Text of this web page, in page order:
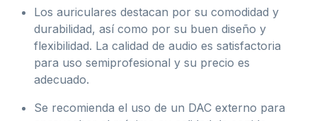
Los auriculares destacan por su comodidad y
durabilidad, así como por su buen diseño y
flexibilidad. La calidad de audio es satisfactoria
para uso semiprofesional y su precio es
adecuado.
Se recomienda el uso de un DAC externo para